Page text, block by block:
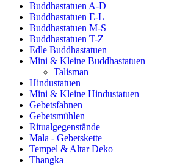
Buddhastatuen A-D
Buddhastatuen E-L
Buddhastatuen M-S
Buddhastatuen T-Z
Edle Buddhastatuen
Mini & Kleine Buddhastatuen
Talisman
Hindustatuen
Mini & Kleine Hindustatuen
Gebetsfahnen
Gebetsmühlen
Ritualgegenstände
Mala - Gebetskette
Tempel & Altar Deko
Thangka